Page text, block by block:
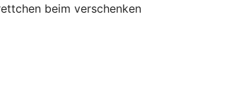
beim verschenken